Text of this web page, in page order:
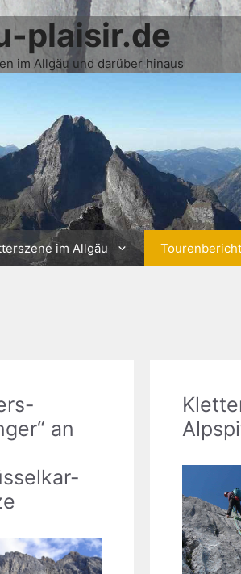
plaisir.de
im Allgäu und darüber hinaus
im Allgäu
an